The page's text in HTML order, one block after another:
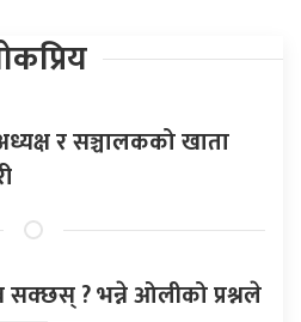
र सञ्चालकको खाता
सक्छस् ? भन्ने ओलीको प्रश्नले